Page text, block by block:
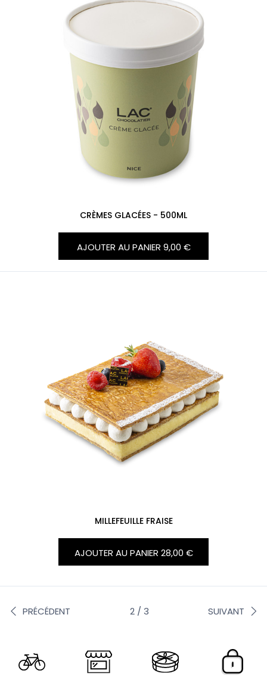
CRÈMES GLACÉES - 500ML
AJOUTER AU PANIER 9,00 €
MILLEFEUILLE FRAISE
AJOUTER AU PANIER 28,00 €
PRÉCÉDENT 2 / 3 SUIVANT